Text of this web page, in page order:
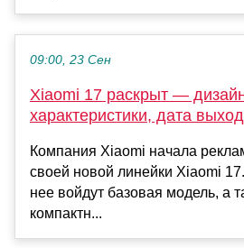
09:00, 23 Сен
Xiaomi 17 раскрыт —
характеристики, дата
Компания Xiaomi начала
своей новой линейки Xiaomi
нее войдут базовая модель, а
компактн...